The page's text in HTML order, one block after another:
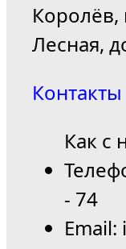
Лесная,
Контакты
Как с
- 74